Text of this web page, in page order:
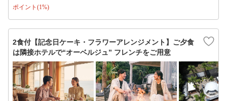
ポイント(1%)
2食付【記念日ケーキ・フラワーアレンジメント】ご夕食
は隣接ホテルで“オーベルジュ” フレンチをご用意